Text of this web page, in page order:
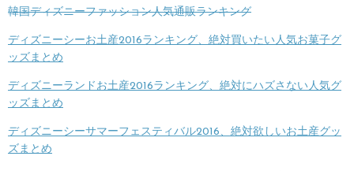
韓国ディズニーファッション人気通販ランキング
ディズニーシーお土産2016ランキング、絶対買いたい人気お菓子グ
ッズまとめ
ディズニーランドお土産2016ランキング、絶対にハズさない人気グ
ッズまとめ
ディズニーシーサマーフェスティバル2016、絶対欲しいお土産グッ
ズまとめ